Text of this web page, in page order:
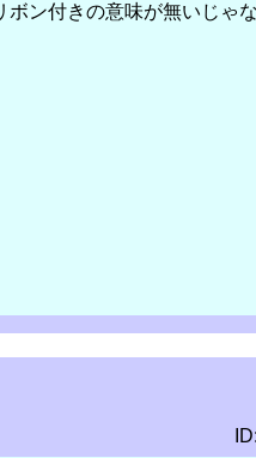
ボン付きの意味が無いじゃ